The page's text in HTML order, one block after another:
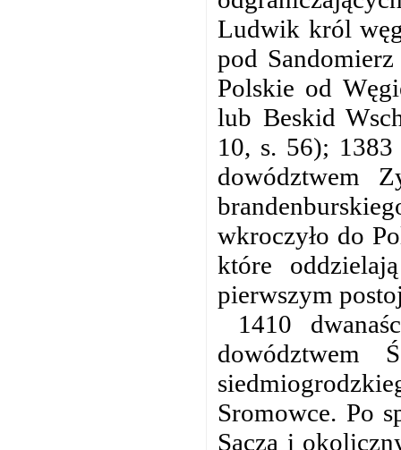
Ludwik król
pod
Polskie od
lub Beskid
10, s. 56);
dowództwem
wkroczyło do
które
pierwszym
1410
dowództwem
Sromowce. Po
Sącza i